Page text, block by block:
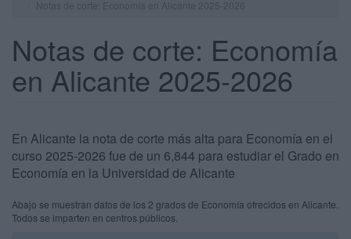
Notas de corte: Economía
en Alicante 2025-2026
En Alicante la nota de corte más alta para Economía en el
curso 2025-2026 fue de un 6,844 para estudiar el Grado en
Economía en la Universidad de Alicante
Abajo se muestran datos de los 2 grados de Economía ofrecidos en Alicante.
Todos se imparten en centros públicos.